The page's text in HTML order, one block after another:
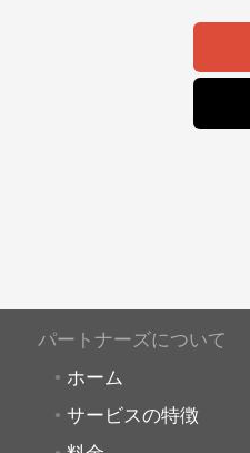
パートナーズについて
ホーム
サービスの特徴